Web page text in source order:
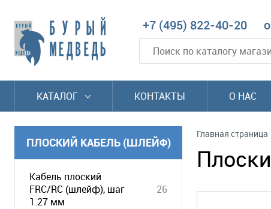
+7 (495) 822-40-20
КАТАЛОГ КОНТАКТЫ О НАС
ПЛОСКИЙ КАБЕЛЬ (ШЛЕЙФ)
Кабель плоский
FRC/RC (шлейф), шаг
1.27 мм
26
Главная страница